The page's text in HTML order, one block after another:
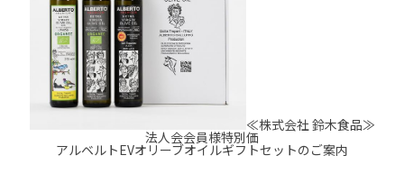
≪株式会社 鈴木食品≫
法人会会員様特別価
アルベルトEVオリーブオイルギフトセットのご案内